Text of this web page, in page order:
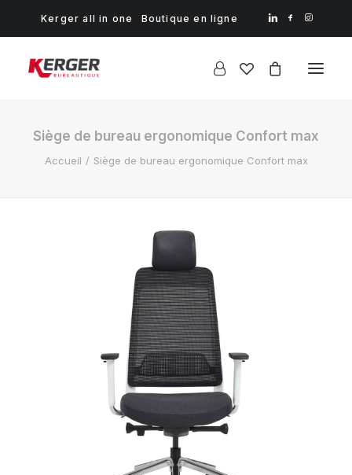
Kerger all in one Boutique en ligne
Siège de bureau ergonomique Confort max
Accueil Siège de bureau ergonomique Confort max